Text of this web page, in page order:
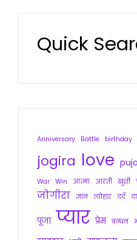
Quick
Anniversary Battle birthday
jogira love puja
War Win आत्मा आरती खुशी
जोगीरा ज्ञान त्योहार दर्द
पूजा प्यार प्रेम बन्धन